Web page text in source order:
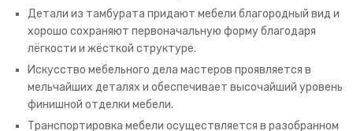
Детали из тамбурата придают мебели благородный вид и
хорошо сохраняют первоначальную форму благодаря
лёгкости и жёсткой структуре.
Искусство мебельного дела мастеров проявляется в
мельчайших деталях и обеспечивает высочайший уровень
финишной отделки мебели.
Транспортировка мебели осуществляется в разобранном